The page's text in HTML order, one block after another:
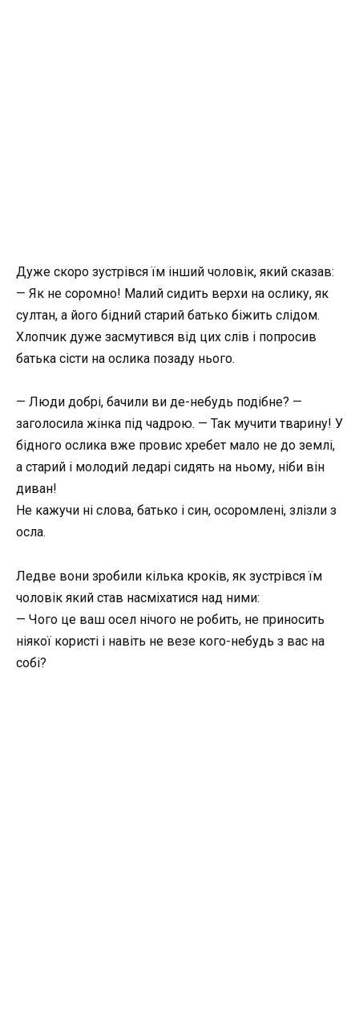
Дуже скоро зустрівся їм інший чоловік, який сказав:
— Як не соромно! Малий сидить верхи на ослику, як
султан, а його бідний старий батько біжить слідом.
Хлопчик дуже засмутився від цих слів і попросив
батька сісти на ослика позаду нього.
— Люди добрі, бачили ви де-небудь подібне? —
заголосила жінка під чадрою. — Так мучити тварину! У
бідного ослика вже провис хребет мало не до землі,
а старий і молодий ледарі сидять на ньому, ніби він
диван!
Не кажучи ні слова, батько і син, осоромлені, злізли з
осла.
Ледве вони зробили кілька кроків, як зустрівся їм
чоловік який став насміхатися над ними:
— Чого це ваш осел нічого не робить, не приносить
ніякої користі і навіть не везе кого-небудь з вас на
собі?